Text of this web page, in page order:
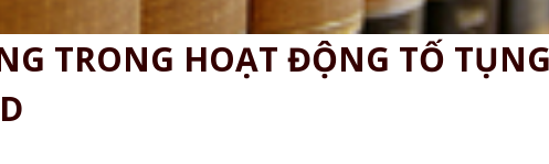
TRONG HOẠT ĐỘNG TỐ TỤNG